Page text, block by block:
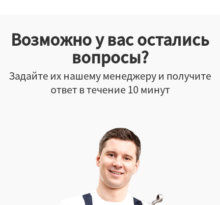
Возможно у вас остались
вопросы?
Задайте их нашему менеджеру и получите
ответ в течение 10 минут